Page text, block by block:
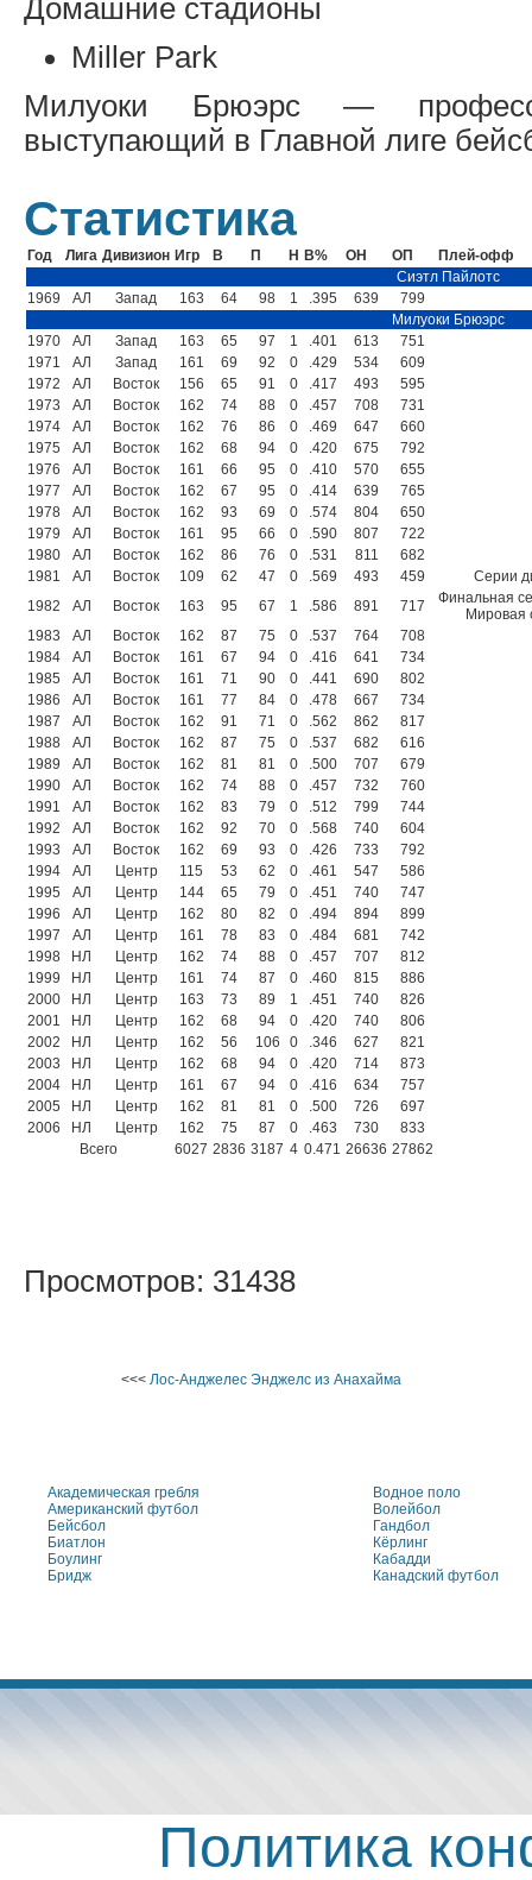
Домашние стадионы
Miller Park
Милуоки Брюэрс —
выступающий в Главной лиге
Статистика
Год Лига Дивизион Игр В П Н В% ОН ОП
Плей-офф
Сиэтл Пайлотс
1969
АЛ Запад 163 64 98 1 .395 639
799
Милуоки Брюэрс
1970
АЛ Запад 163 65 97 1 .401 613
751
1971
АЛ Запад 161 69 92 0 .429 534
609
1972
АЛ Восток 156 65 91 0 .417 493
595
1973
АЛ Восток 162 74 88 0 .457 708
731
1974
АЛ Восток 162 76 86 0 .469 647
660
1975
АЛ Восток 162 68 94 0 .420 675
792
1976
АЛ Восток 161 66 95 0 .410 570
655
1977
АЛ Восток 162 67 95 0 .414 639
765
1978
АЛ Восток 162 93 69 0 .574 804
650
1979
АЛ Восток 161 95 66 0 .590 807
722
1980
АЛ Восток 162 86 76 0 .531 811
682
1981
АЛ Восток 109 62 47 0 .569 493 459
Серии
1982
АЛ Восток 163 95 67 1 .586 891 717
Финальная
Мировая
1983
АЛ Восток 162 87 75 0 .537 764
708
1984
АЛ Восток 161 67 94 0 .416 641
734
1985
АЛ Восток 161 71 90 0 .441 690
802
1986
АЛ Восток 161 77 84 0 .478 667
734
1987
АЛ Восток 162 91 71 0 .562 862
817
1988
АЛ Восток 162 87 75 0 .537 682
616
1989
АЛ Восток 162 81 81 0 .500 707
679
1990
АЛ Восток 162 74 88 0 .457 732
760
1991
АЛ Восток 162 83 79 0 .512 799
744
1992
АЛ Восток 162 92 70 0 .568 740
604
1993
АЛ Восток 162 69 93 0 .426 733
792
1994
АЛ Центр 115 53 62 0 .461 547
586
1995
АЛ Центр 144 65 79 0 .451 740
747
1996
АЛ Центр 162 80 82 0 .494 894
899
1997
АЛ Центр 161 78 83 0 .484 681
742
1998
НЛ Центр 162 74 88 0 .457 707
812
1999
НЛ Центр 161 74 87 0 .460 815
886
2000
НЛ Центр 163 73 89 1 .451 740
826
2001
НЛ Центр 162 68 94 0 .420 740
806
2002
НЛ Центр 162 56 106 0 .346 627
821
2003
НЛ Центр 162 68 94 0 .420 714
873
2004
НЛ Центр 161 67 94 0 .416 634
757
2005
НЛ Центр 162 81 81 0 .500 726
697
2006
НЛ Центр 162 75 87 0 .463 730
833
Всего
6027 2836 3187 4 0.471 26636 27862
Просмотров: 31438
<<< Лос-Анджелес Энджелс из Анахайма
Академическая гребля
Американский футбол
Бейсбол
Биатлон
Боулинг
Бридж
Водное поло
Волейбол
Гандбол
Кёрлинг
Кабадди
Канадский футбол
Политика